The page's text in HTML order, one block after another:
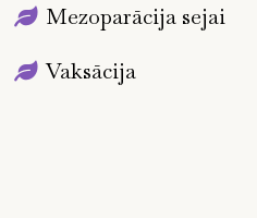
Mezoparācija sejai
Vaksācija